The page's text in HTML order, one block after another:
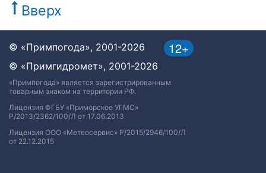
Вверх
12+
© «Примпогода», 2001-2026
© «Примгидромет», 2001-2026
«Примпогода» является зарегистрированным
товарным знаком на территории РФ.
Лицензия ФГБУ «Приморское УГМС»
Р/2013/2362/100/Л от 17.06.2013
Лицензия ООО «Метеосервис» Р/2015/2946/100/Л
от 22.12.2015